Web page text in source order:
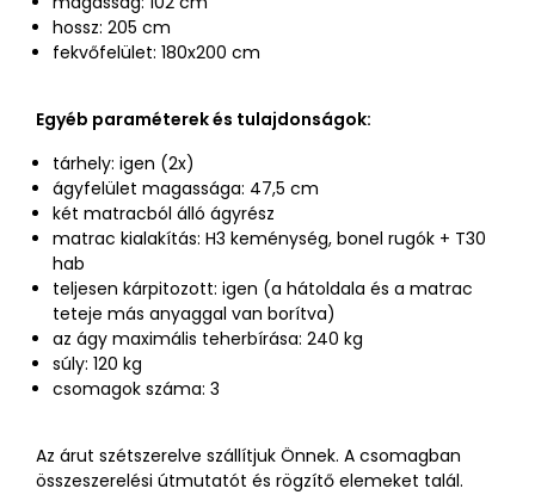
hossz: 205 cm
fekvőfelület: 180x200 cm
Egyéb paraméterek és tulajdonságok:
tárhely: igen (2x)
ágyfelület magassága: 47,5 cm
két matracból álló ágyrész
matrac kialakítás: H3 keménység, bonel rugók + T30
hab
teljesen kárpitozott: igen (a hátoldala és a matrac
teteje más anyaggal van borítva)
az ágy maximális teherbírása: 240 kg
súly: 120 kg
csomagok száma: 3
Az árut szétszerelve szállítjuk Önnek. A csomagban
összeszerelési útmutatót és rögzítő elemeket talál.